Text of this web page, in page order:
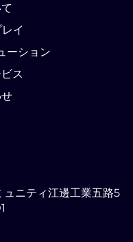
イ
ーション
ス
ニティ江邊工業五路5